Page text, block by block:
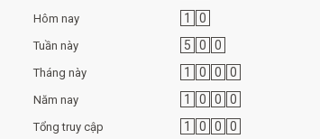
Hôm nay 1 0
Tuần này 5 0 0
Tháng này 1 0 0 0
Năm nay 1 0 0 0
Tổng truy cập 1 0 0 0